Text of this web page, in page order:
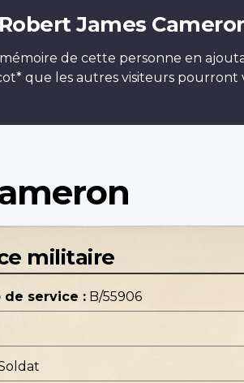
James
de cette personne en
que les autres visiteurs pourront
militaire
de service : B/55906